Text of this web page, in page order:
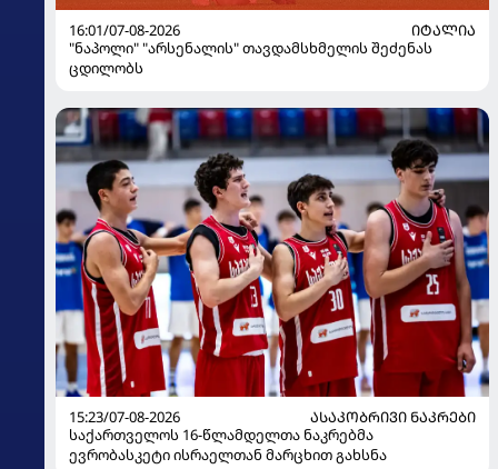
16:01/07-08-2026
ᲘᲢᲐᲚᲘᲐ
"ნაპოლი" "არსენალის" თავდამსხმელის შეძენას
ცდილობს
15:23/07-08-2026
ᲐᲡᲐᲙᲝᲑᲠᲘᲕᲘ ᲜᲐᲙᲠᲔᲑᲘ
საქართველოს 16-წლამდელთა ნაკრებმა
ევრობასკეტი ისრაელთან მარცხით გახსნა